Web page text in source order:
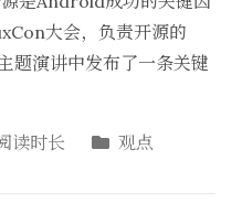
大会，负责开源的
题演讲中发布了一条关键
读时长 观点